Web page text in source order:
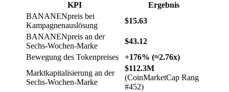
KPI
Ergebnis
BANANENpreis bei
Kampagnenauslösung
$15.63
BANANENpreis an der
Sechs-Wochen-Marke
$43.12
Bewegung des Tokenpreises
+176% (≈2.76x)
Marktkapitalisierung an der
Sechs-Wochen-Marke
$112.3M
(CoinMarketCap Rang
#452)